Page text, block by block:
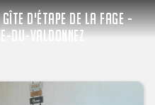
D'ÉTAPE DE LA FAGE -
DU-VALDONNEZ